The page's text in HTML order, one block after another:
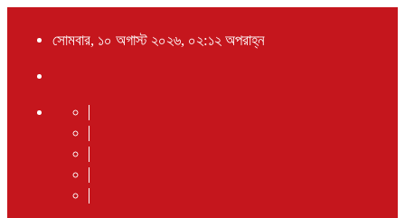
সোমবার, ১০ অগাস্ট ২০২৬, ০২:১২ অপরাহ্ন